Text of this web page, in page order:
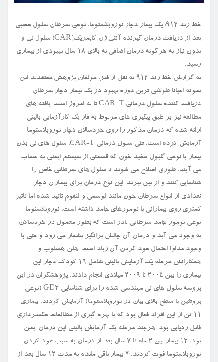
خط رند ۹۱۲: یک بیمار دچار نوروبلاستوما، نوعی سرطان سلول عصبی
بعد از دریافت درمان گیرنده آنتی ژن کایمریک(CAR) سلول تی و
بدون نیاز به هرگونه درمان اضافی به بالای ۱۸ سال بهبودی از بیماری
رسید.
به گزارش خط رند ۹۱۲ به نقل از فیز، مولفان پژوهش معتقدند این
نمونه احیانا طولانی ترین دوره بهبود در یک بیمار دچار سرطان
دریافت کننده سلول درمانی CAR-T تا به امروز است. یافته های
مطالعه نیز بر طبق پیگیری های مربوط به فاز یک کارآزمایی بالینی
ارائه شده که درمان مذکور را روی خردسالان دچار نوروبلاستوما
آزمایش کرده است. طی سلول درمانی CAR-T، سلول های تی بدن
بیمار یا نوعی گلبول سفید خون که قسمتی از سیستم ایمنی به حساب
می آیند، طوری اصلاح می شوند تا سلول های سرطانی خاص را
شناسایی کنند و از بین ببرند. این نوع درمان برای بیماران دچار
تعدادی از انواع سرطان خون مانند لوسمی و لنفوم تائید شده اما تاثیر
کمتری روی بیمارانی با تومورهای جامد داشته است. نوروبلاستوما
نوعی تومور جامد سرطانی نادر است که بطور معمول در خردسالان
به وجود می آید و درمان آن چالش برانگیز بشمار می رود و حتی با
وجود مداوا احتمال عود کردن آن زیاد است. هلن هسلوپ و
همکارانش مرحله یک آزمایش بالینی شامل ۱۹ کودک دچار این
بیماری را بین ۲۰۰۴ تا ۲۰۰۹ میلادی انجام دادند. پژوهشگران در این
پروسه سلول های تی مهندسی شده را برای شناسایی GD۲ (نوعی
پروتئین با سطح بالای بیان در نوروبلاستوما) آزمایش کردند. بیماری
۱۱ تن از این افراد فعال بود که با بهره گیری از مطالعات عکسبرداری
قابل ردیابی بود. هرچند مرحله یک آزمایش بالینی این درمان ایمن
بود، ۱۲ بیمار بین ۲ ماه تا ۷ سال بعد از درمان به سبب عود کردن
نوروبلاستوما فوت کردند. ۷ بیمار باقی مانده به مدت ۱۳ سال بعد از